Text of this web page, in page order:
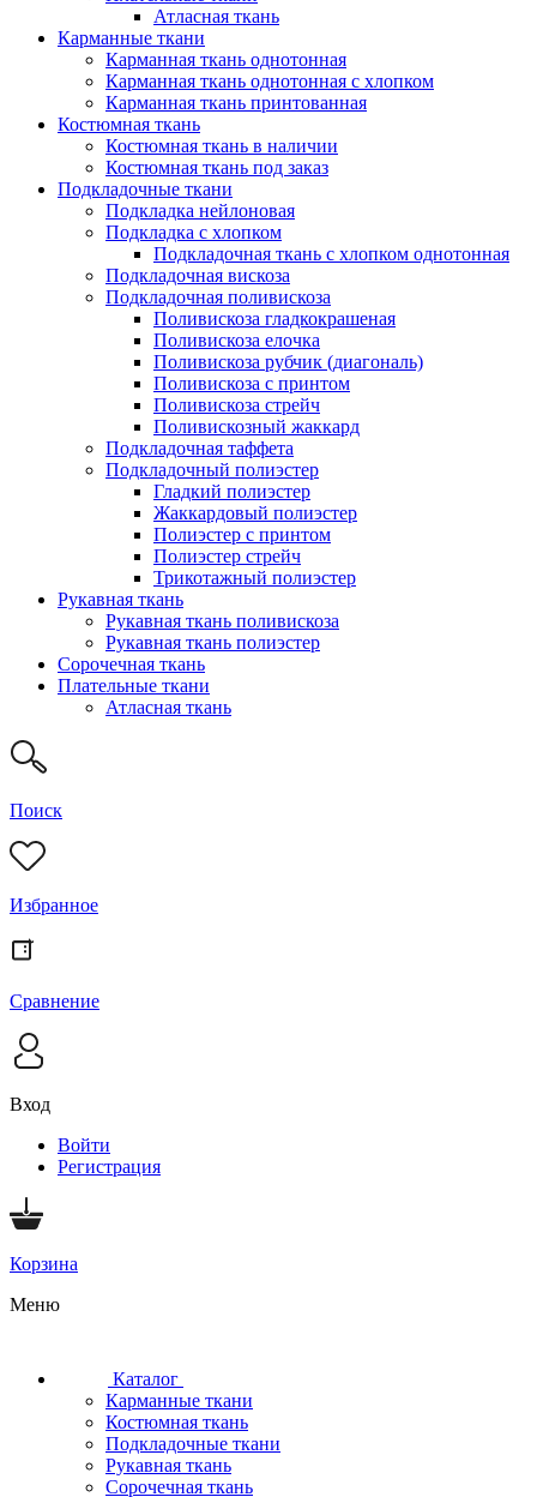
Атласная ткань
Карманные ткани
Карманная ткань однотонная
Карманная ткань однотонная с хлопком
Карманная ткань принтованная
Костюмная ткань
Костюмная ткань в наличии
Костюмная ткань под заказ
Подкладочные ткани
Подкладка нейлоновая
Подкладка с хлопком
Подкладочная ткань с хлопком однотонная
Подкладочная вискоза
Подкладочная поливискоза
Поливискоза гладкокрашеная
Поливискоза елочка
Поливискоза рубчик (диагональ)
Поливискоза с принтом
Поливискоза стрейч
Поливискозный жаккард
Подкладочная таффета
Подкладочный полиэстер
Гладкий полиэстер
Жаккардовый полиэстер
Полиэстер с принтом
Полиэстер стрейч
Трикотажный полиэстер
Рукавная ткань
Рукавная ткань поливискоза
Рукавная ткань полиэстер
Сорочечная ткань
Плательные ткани
Атласная ткань
Поиск
Избранное
Сравнение
Вход
Войти
Регистрация
Корзина
Меню
Каталог
Карманные ткани
Костюмная ткань
Подкладочные ткани
Рукавная ткань
Сорочечная ткань